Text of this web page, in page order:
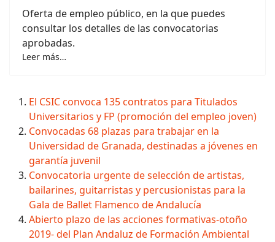
Oferta de empleo público, en la que puedes
consultar los detalles de las convocatorias
aprobadas.
Leer más…
El CSIC convoca 135 contratos para Titulados
Universitarios y FP (promoción del empleo joven)
Convocadas 68 plazas para trabajar en la
Universidad de Granada, destinadas a jóvenes en
garantía juvenil
Convocatoria urgente de selección de artistas,
bailarines, guitarristas y percusionistas para la
Gala de Ballet Flamenco de Andalucía
Abierto plazo de las acciones formativas-otoño
2019- del Plan Andaluz de Formación Ambiental